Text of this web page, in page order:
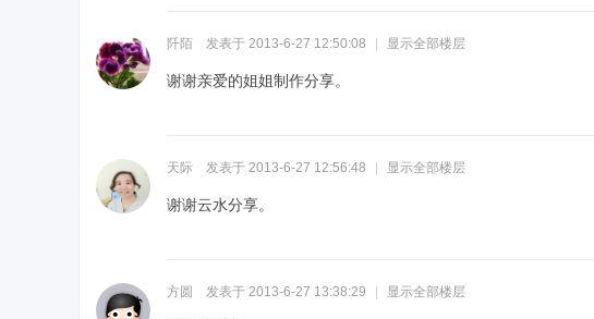
阡陌 发表于 2013-6-27 12:50:08 显示全部楼层
谢谢亲爱的姐姐制作分享。
天际 发表于 2013-6-27 12:56:48 显示全部楼层
谢谢云水分享。
方圆 发表于 2013-6-27 13:38:29 显示全部楼层